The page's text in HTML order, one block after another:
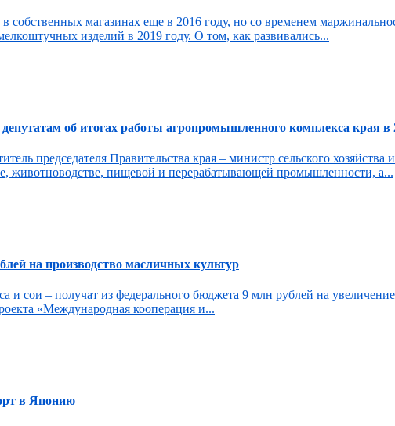
собственных магазинах еще в 2016 году, но со временем
изделий в 2019 году. О том, как развивались...
об итогах работы агропромышленного комплекса края в
председателя Правительства края – министр сельского
животноводстве, пищевой и перерабатывающей промышленности, а...
на производство масличных культур
и сои – получат из федерального бюджета 9 млн рублей на
«Международная кооперация и...
в Японию